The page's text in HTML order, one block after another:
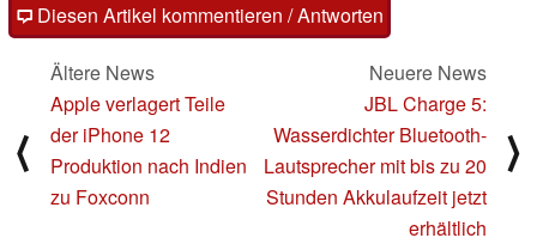
Diesen Artikel kommentieren / Antworten
⟨
Ältere News
Apple verlagert Teile
der iPhone 12
Produktion nach Indien
zu Foxconn
Neuere News
JBL Charge 5:
Wasserdichter Bluetooth-
Lautsprecher mit bis zu 20
Stunden Akkulaufzeit jetzt
erhältlich
⟩